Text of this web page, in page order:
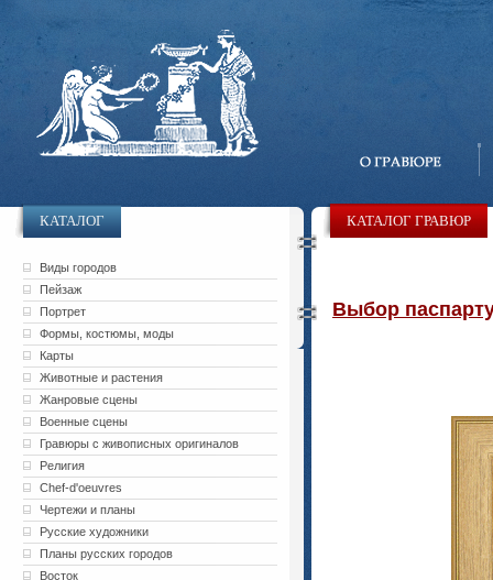
КАТАЛОГ
Виды городов
Пейзаж
Портрет
Формы, костюмы, моды
Карты
Животные и растения
Жанровые сцены
Военные сцены
Гравюры с живописных оригиналов
Религия
Chef-d'oeuvres
Чертежи и планы
Русские художники
Планы русских городов
Восток
КАТАЛОГ ГРАВЮР
Выбор